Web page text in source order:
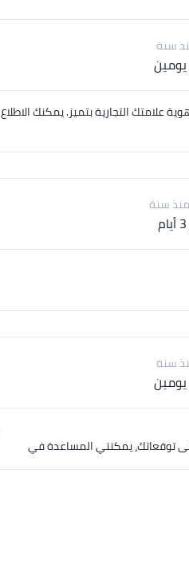
سنة
علامتك التجارية بتميز. يمكنك الاطلاع
منذ سنة
سنة